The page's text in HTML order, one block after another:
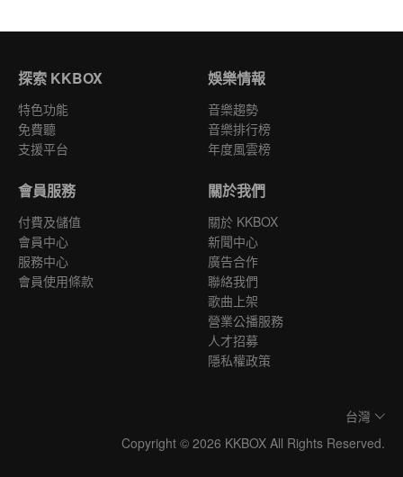
探索 KKBOX
特色功能
免費聽
支援平台
娛樂情報
音樂趨勢
音樂排行榜
年度風雲榜
會員服務
付費及儲值
會員中心
服務中心
會員使用條款
關於我們
關於 KKBOX
新聞中心
廣告合作
聯絡我們
歌曲上架
營業公播服務
人才招募
隱私權政策
台灣
Copyright © 2026 KKBOX All Rights Reserved.